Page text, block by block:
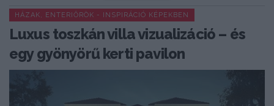
HÁZAK, ENTERIŐRÖK - INSPIRÁCIÓ KÉPEKBEN
Luxus toszkán villa vizualizáció – és
egy gyönyörű kerti pavilon